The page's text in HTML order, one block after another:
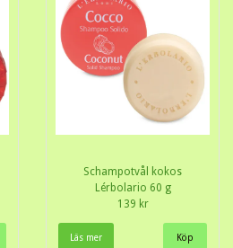
Schampotvål kokos
Lérbolario 60 g
139 kr
Läs mer